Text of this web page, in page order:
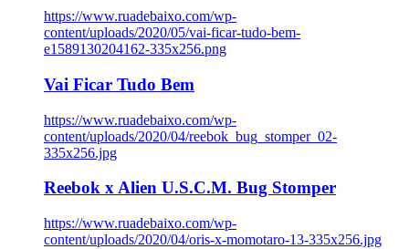
https://www.ruadebaixo.com/wp-
content/uploads/2020/05/vai-ficar-tudo-bem-
e1589130204162-335x256.png
Vai Ficar Tudo Bem
https://www.ruadebaixo.com/wp-
content/uploads/2020/04/reebok_bug_stomper_02-
335x256.jpg
Reebok x Alien U.S.C.M. Bug Stomper
https://www.ruadebaixo.com/wp-
content/uploads/2020/04/oris-x-momotaro-13-335x256.jpg